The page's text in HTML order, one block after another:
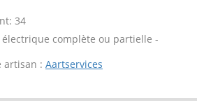
34
électrique complète ou partielle -
artisan : Aartservices